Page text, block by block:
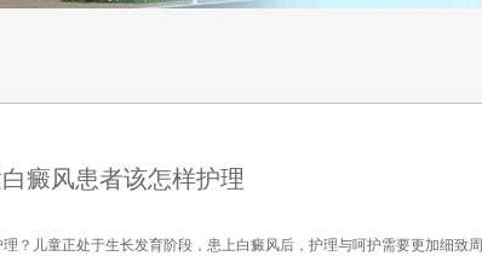
癜风患者该怎样护理
？儿童正处于生长发育阶段，患上白癜风后，护理与呵护需要更加细致周